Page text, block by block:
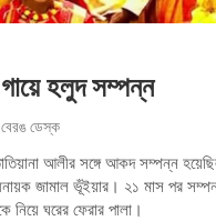
হলুদ সম্পন্ন
ডেস্ক
আলীর সঙ্গে আকদ সম্পন্ন
জামাল ভূঁইয়ার। ২১ মাস পর
নিয়ে ঘরের ফেরার পালা।